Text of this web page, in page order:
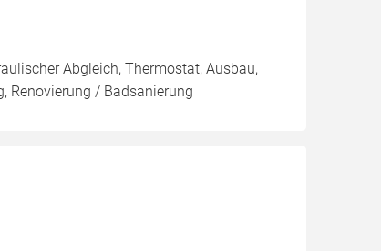
Abgleich, Thermostat, Ausbau,
Renovierung / Badsanierung